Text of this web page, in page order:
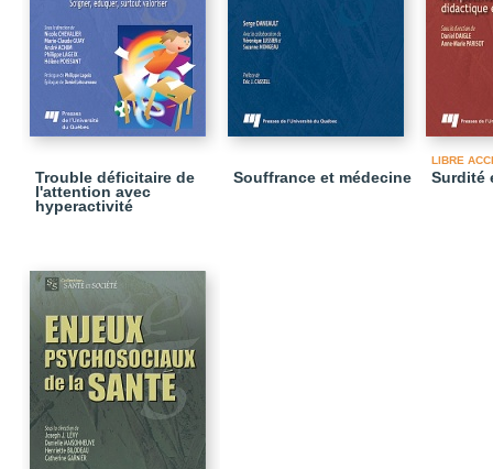
Trouble déficitaire de
l'attention avec
hyperactivité
Souffrance et médecine
LIBRE
Surdité